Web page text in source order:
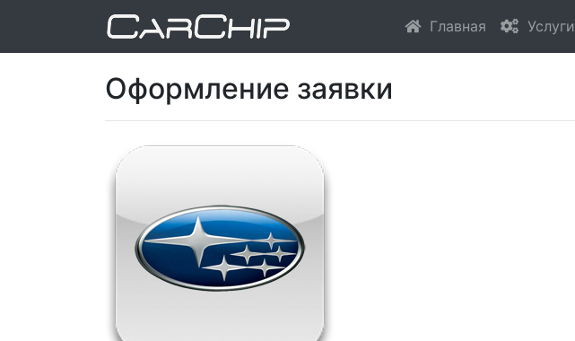
Главная (current)Услуги
Оформление заявки